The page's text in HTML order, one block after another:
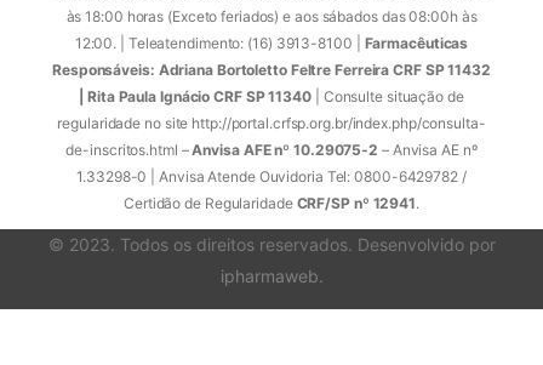
às 18:00 horas (Exceto feriados) e aos sábados das 08:00h às
12:00. | Teleatendimento: (16) 3913-8100 | Farmacêuticas
Responsáveis: Adriana Bortoletto Feltre Ferreira CRF SP 11432
| Rita Paula Ignácio CRF SP 11340 | Consulte situação de
regularidade no site http://portal.crfsp.org.br/index.php/consulta-
de-inscritos.html –Anvisa AFE nº 10.29075-2 – Anvisa AE nº
1.33298-0 | Anvisa Atende Ouvidoria Tel: 0800-6429782 /
Certidão de Regularidade CRF/SP nº 12941.
© 2023. Todos os direitos reservados. Desenvolvido por
ipharmaweb.